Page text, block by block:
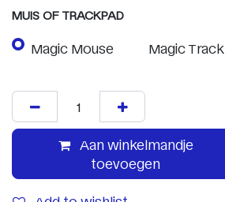
MUIS OF TRACKPAD
Magic Mouse Magic
Aan winkelmandje
toevoegen